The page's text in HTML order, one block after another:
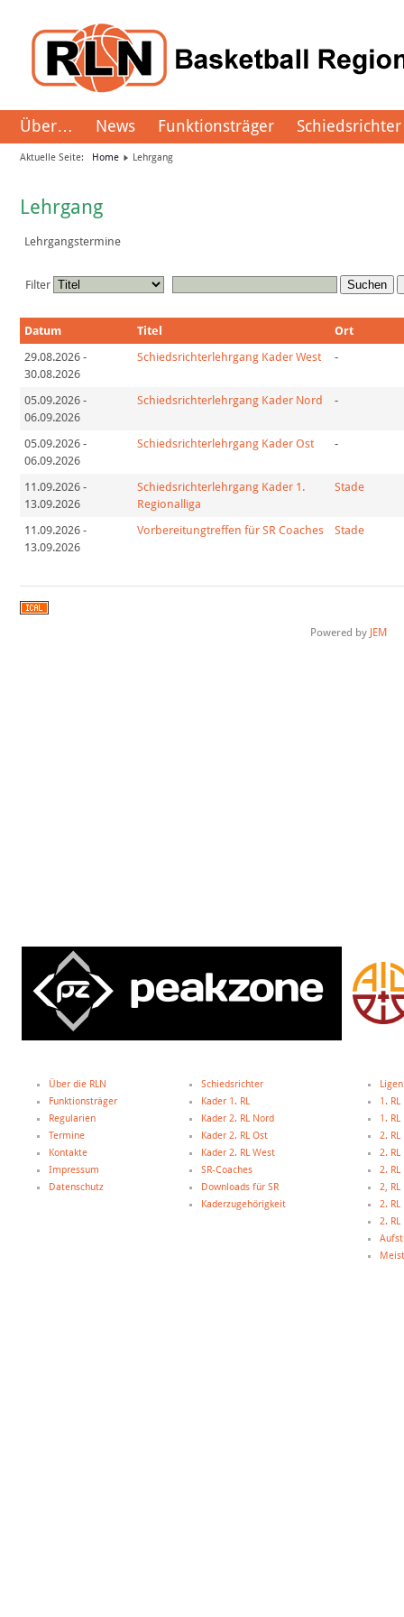
Über… News Funktionsträger Schiedsrichter
Aktuelle Seite: Home Lehrgang
Lehrgang
Lehrgangstermine
Filter Suchen
Datum Titel
Ort
29.08.2026 -
30.08.2026
Schiedsrichterlehrgang Kader West -
05.09.2026 -
06.09.2026
Schiedsrichterlehrgang Kader Nord -
05.09.2026 -
06.09.2026
Schiedsrichterlehrgang Kader Ost -
11.09.2026 -
13.09.2026
Schiedsrichterlehrgang Kader 1.
Regionalliga
Stade
11.09.2026 -
13.09.2026
Vorbereitungtreffen für SR Coaches Stade
Powered by JEM
Über die RLN
Funktionsträger
Regularien
Termine
Kontakte
Impressum
Datenschutz
Schiedsrichter
Kader 1. RL
Kader 2. RL Nord
Kader 2. RL Ost
Kader 2. RL West
SR-Coaches
Downloads für SR
Kaderzugehörigkeit
Ligen
1.
1.
2.
2.
2.
2,
2.
2.